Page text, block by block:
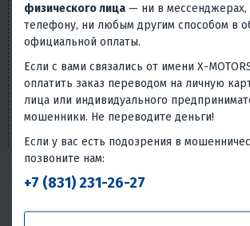
предварительных уведомлений.
справочно-ознакомительный характер
служить основанием для претензий. Вся
на сайте информация, касающаяся
характеристик, наличия на складе,
носит информационный характер и ни
условиях не является публичной
Статистика основана на количестве
физического лица — ни в мессенджерах,
телефону, ни любым другим способом в
официальной оплаты.
Если с вами связались от имени X-
оплатить заказ переводом на личную
лица или индивидуального
мошенники. Не переводите деньги!
Если у вас есть подозрения в
позвоните нам:
+7 (831) 231-26-27